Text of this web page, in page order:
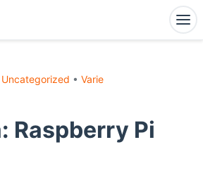
Uncategorized • Varie
Raspberry Pi